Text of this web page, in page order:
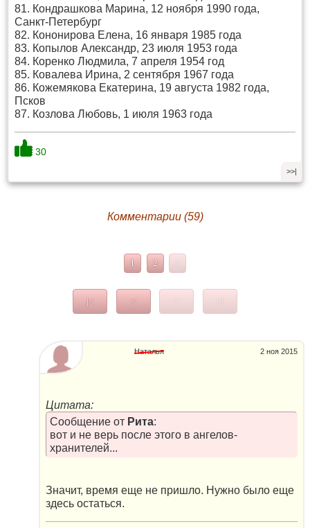
81. Кондрашкова Марина, 12 ноября 1990 года,
Санкт-Петербург
82. Кононирова Елена, 16 января 1985 года
83. Копылов Александр, 23 июля 1953 года
84. Коренко Людмила, 7 апреля 1954 год
85. Ковалева Ирина, 2 сентября 1967 года
86. Кожемякова Екатерина, 19 августа 1982 года,
Псков
87. Козлова Любовь, 1 июля 1963 года
30
>>|
Комментарии (59)
1 2 3
|< < > >|
2 ноя 2015
Наталья
Цитата:
Сообщение от Рита:
вот и не верь после этого в ангелов-
хранителей...
Значит, время еще не пришло. Нужно было еще
здесь остаться.